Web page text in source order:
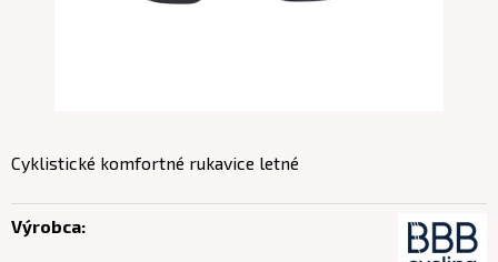
Cyklistické komfortné rukavice letné
Výrobca: